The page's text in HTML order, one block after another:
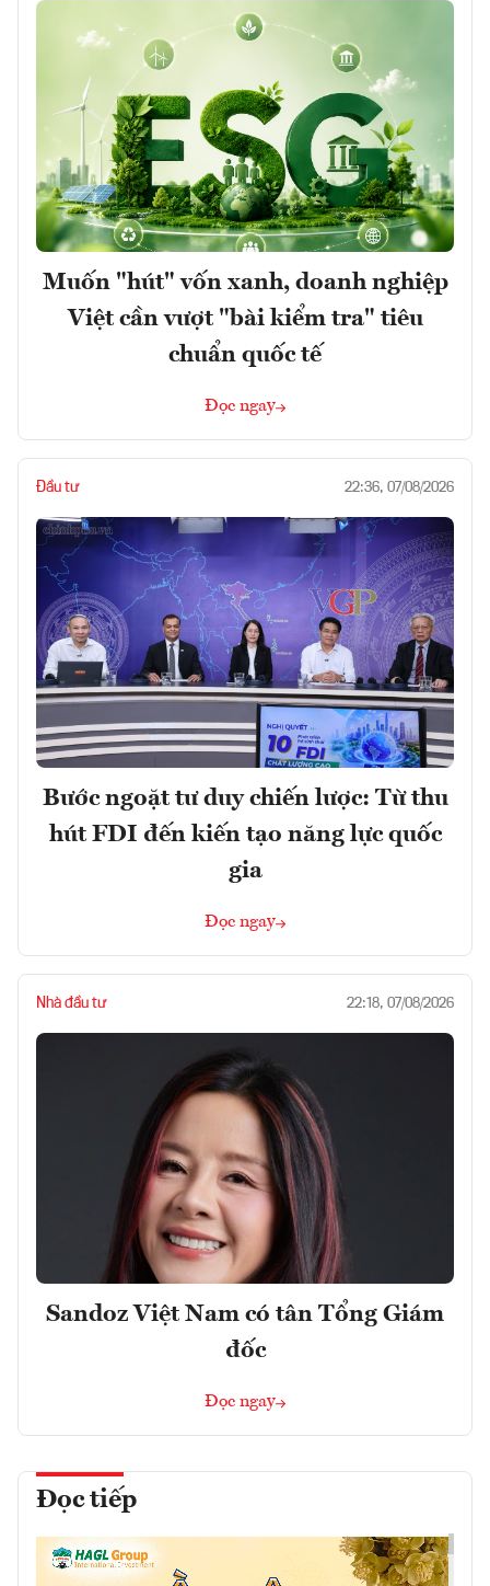
Muốn "hút" vốn xanh, doanh nghiệp
Việt cần vượt "bài kiểm tra" tiêu
chuẩn quốc tế
Đọc ngay
Đầu tư 22:36, 07/08/2026
Bước ngoặt tư duy chiến lược: Từ thu
hút FDI đến kiến tạo năng lực quốc
gia
Đọc ngay
Nhà đầu tư 22:18, 07/08/2026
Sandoz Việt Nam có tân Tổng Giám
đốc
Đọc ngay
Đọc tiếp